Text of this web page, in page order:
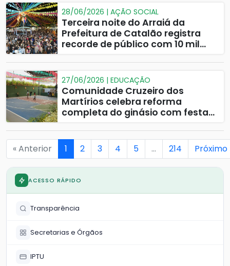
28/06/2026 | AÇÃO SOCIAL
Terceira noite do Arraiá da
Prefeitura de Catalão registra
recorde de público com 10 mil
27/06/2026 | EDUCAÇÃO
Comunidade Cruzeiro dos
Martírios celebra reforma
completa do ginásio com festa
« Anterior 1 2 3 4 5 … 214 Próximo
ACESSO RÁPIDO
Transparência
Secretarias e Órgãos
IPTU